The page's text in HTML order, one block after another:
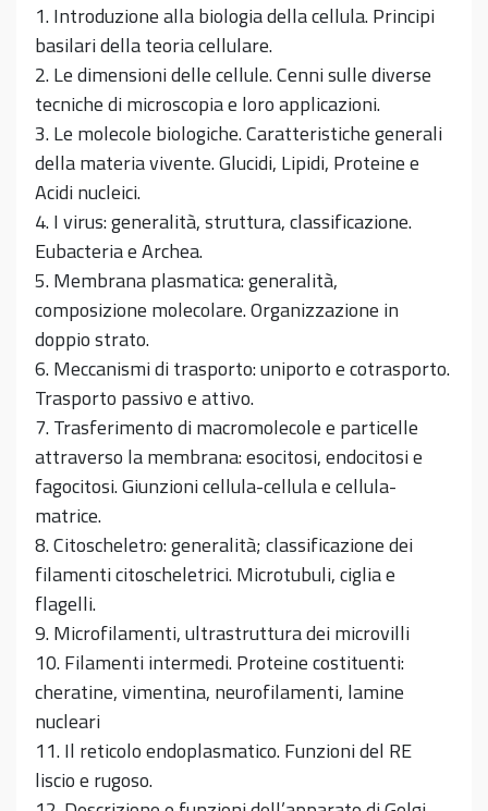
1. Introduzione alla biologia della cellula. Principi
basilari della teoria cellulare.
2. Le dimensioni delle cellule. Cenni sulle diverse
tecniche di microscopia e loro applicazioni.
3. Le molecole biologiche. Caratteristiche generali
della materia vivente. Glucidi, Lipidi, Proteine e
Acidi nucleici.
4. I virus: generalità, struttura, classificazione.
Eubacteria e Archea.
5. Membrana plasmatica: generalità,
composizione molecolare. Organizzazione in
doppio strato.
6. Meccanismi di trasporto: uniporto e cotrasporto.
Trasporto passivo e attivo.
7. Trasferimento di macromolecole e particelle
attraverso la membrana: esocitosi, endocitosi e
fagocitosi. Giunzioni cellula-cellula e cellula-
matrice.
8. Citoscheletro: generalità; classificazione dei
filamenti citoscheletrici. Microtubuli, ciglia e
flagelli.
9. Microfilamenti, ultrastruttura dei microvilli
10. Filamenti intermedi. Proteine costituenti:
cheratine, vimentina, neurofilamenti, lamine
nucleari
11. Il reticolo endoplasmatico. Funzioni del RE
liscio e rugoso.